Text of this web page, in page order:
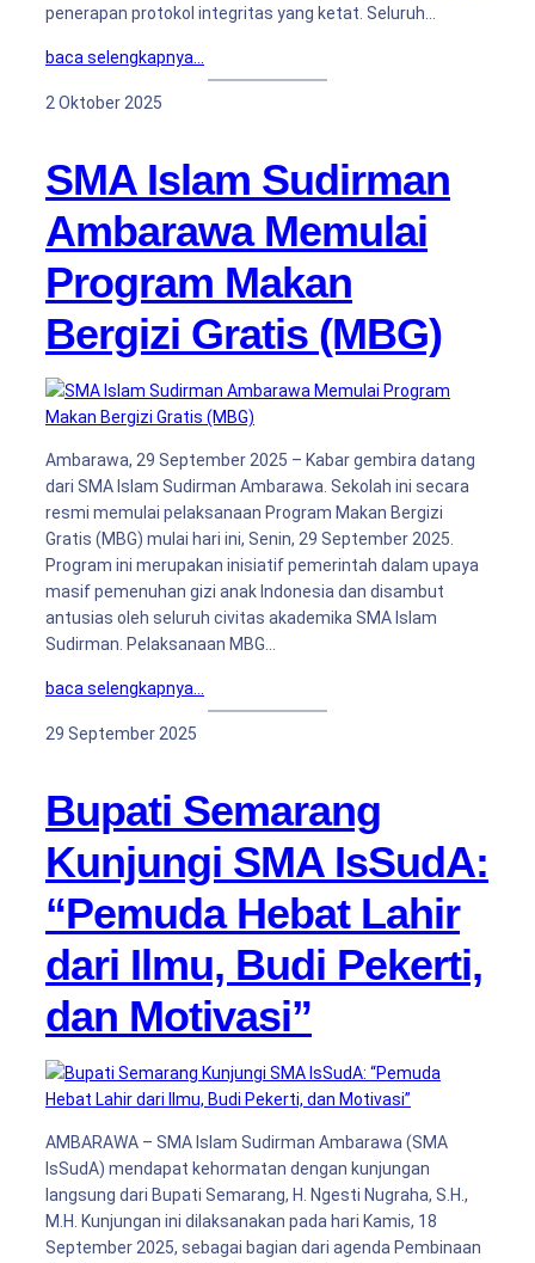
penerapan protokol integritas yang ketat. Seluruh…
baca selengkapnya…
2 Oktober 2025
SMA Islam Sudirman
Ambarawa Memulai
Program Makan
Bergizi Gratis (MBG)
Ambarawa, 29 September 2025 – Kabar gembira datang
dari SMA Islam Sudirman Ambarawa. Sekolah ini secara
resmi memulai pelaksanaan Program Makan Bergizi
Gratis (MBG) mulai hari ini, Senin, 29 September 2025.
Program ini merupakan inisiatif pemerintah dalam upaya
masif pemenuhan gizi anak Indonesia dan disambut
antusias oleh seluruh civitas akademika SMA Islam
Sudirman. Pelaksanaan MBG…
baca selengkapnya…
29 September 2025
Bupati Semarang
Kunjungi SMA IsSudA:
“Pemuda Hebat Lahir
dari Ilmu, Budi Pekerti,
dan Motivasi”
AMBARAWA – SMA Islam Sudirman Ambarawa (SMA
IsSudA) mendapat kehormatan dengan kunjungan
langsung dari Bupati Semarang, H. Ngesti Nugraha, S.H.,
M.H. Kunjungan ini dilaksanakan pada hari Kamis, 18
September 2025, sebagai bagian dari agenda Pembinaan